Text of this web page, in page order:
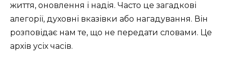
життя, оновлення і надія. Часто це загадкові
алегорії, духовні вказівки або нагадування. Він
розповідає нам те, що не передати словами. Це
архів усіх часів.